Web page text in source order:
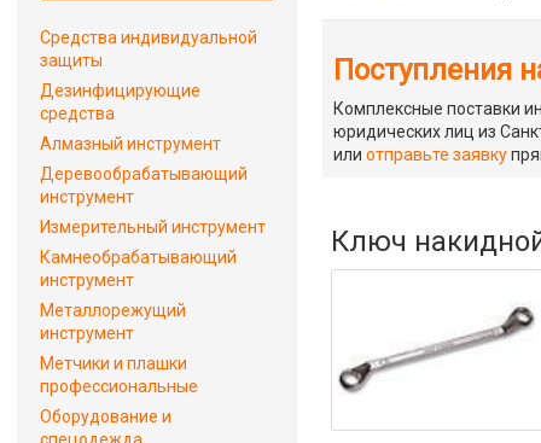
Поступления
Комплексные поставки
юридических лиц из
илиотправьте заявку
Ключ
Средства индивидуальной
защиты
Дезинфицирующие
средства
Алмазный инструмент
Деревообрабатывающий
инструмент
Измерительный инструмент
Камнеобрабатывающий
инструмент
Металлорежущий
инструмент
Метчики и плашки
профессиональные
Оборудование и